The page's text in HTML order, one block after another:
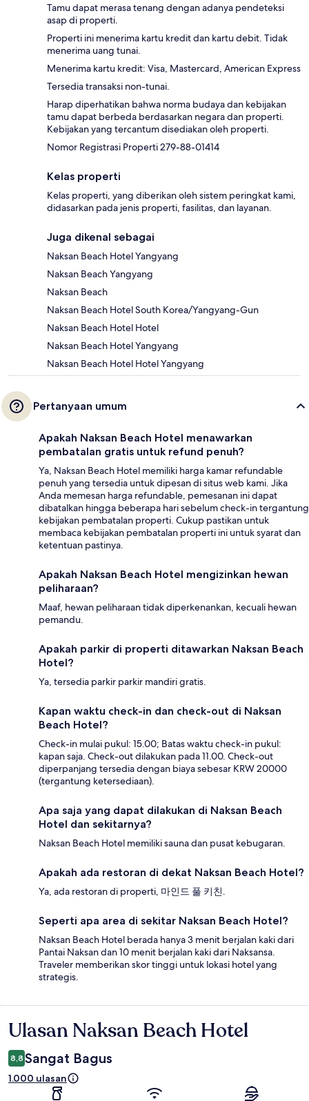
Tamu dapat merasa tenang dengan adanya pendeteksi
asap di properti.
Properti ini menerima kartu kredit dan kartu debit. Tidak
menerima uang tunai.
Menerima kartu kredit: Visa, Mastercard, American Express
Tersedia transaksi non-tunai.
Harap diperhatikan bahwa norma budaya dan kebijakan
tamu dapat berbeda berdasarkan negara dan properti.
Kebijakan yang tercantum disediakan oleh properti.
Nomor Registrasi Properti 279-88-01414
Kelas properti
Kelas properti, yang diberikan oleh sistem peringkat kami,
didasarkan pada jenis properti, fasilitas, dan layanan.
Juga dikenal sebagai
Naksan Beach Hotel Yangyang
Naksan Beach Yangyang
Naksan Beach
Naksan Beach Hotel South Korea/Yangyang-Gun
Naksan Beach Hotel Hotel
Naksan Beach Hotel Yangyang
Naksan Beach Hotel Hotel Yangyang
Pertanyaan umum
Apakah Naksan Beach Hotel menawarkan
pembatalan gratis untuk refund penuh?
Ya, Naksan Beach Hotel memiliki harga kamar refundable
penuh yang tersedia untuk dipesan di situs web kami. Jika
Anda memesan harga refundable, pemesanan ini dapat
dibatalkan hingga beberapa hari sebelum check-in tergantung
kebijakan pembatalan properti. Cukup pastikan untuk
membaca kebijakan pembatalan properti ini untuk syarat dan
ketentuan pastinya.
Apakah Naksan Beach Hotel mengizinkan hewan
peliharaan?
Maaf, hewan peliharaan tidak diperkenankan, kecuali hewan
pemandu.
Apakah parkir di properti ditawarkan Naksan Beach
Hotel?
Ya, tersedia parkir parkir mandiri gratis.
Kapan waktu check-in dan check-out di Naksan
Beach Hotel?
Check-in mulai pukul: 15.00; Batas waktu check-in pukul:
kapan saja. Check-out dilakukan pada 11.00. Check-out
diperpanjang tersedia dengan biaya sebesar KRW 20000
(tergantung ketersediaan).
Apa saja yang dapat dilakukan di Naksan Beach
Hotel dan sekitarnya?
Naksan Beach Hotel memiliki sauna dan pusat kebugaran.
Apakah ada restoran di dekat Naksan Beach Hotel?
Ya, ada restoran di properti, 마인드 풀 키친.
Seperti apa area di sekitar Naksan Beach Hotel?
Naksan Beach Hotel berada hanya 3 menit berjalan kaki dari
Pantai Naksan dan 10 menit berjalan kaki dari Naksansa.
Traveler memberikan skor tinggi untuk lokasi hotel yang
strategis.
Ulasan
Ulasan Naksan Beach Hotel
8,8 Sangat Bagus
1.000 ulasan